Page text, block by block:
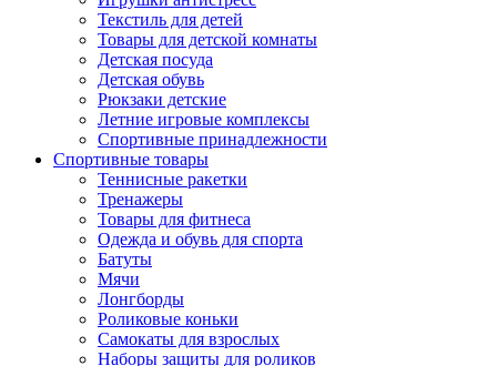
Текстиль для детей
Товары для детской комнаты
Детская посуда
Детская обувь
Рюкзаки детские
Летние игровые комплексы
Спортивные принадлежности
Спортивные товары
Теннисные ракетки
Тренажеры
Товары для фитнеса
Одежда и обувь для спорта
Батуты
Мячи
Лонгборды
Роликовые коньки
Самокаты для взрослых
Наборы защиты для роликов